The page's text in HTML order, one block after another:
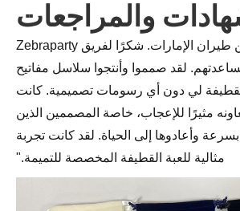
والمراجعات
"هذا مشروع كبير من طيران الإمارات. شكرًا لفريق Zebraparty
لقد صمموا وأنتجوا سلاسل مفاتيح
القطيفة لي دون أي رسومات تصميمية. كانت
مثيرًا للإعجاب، خاصة المصممين الذين
وأعادوها إلى الحياة. لقد كانت تجربة
مثالية للعبة القطيفة المخصصة للتميمة."